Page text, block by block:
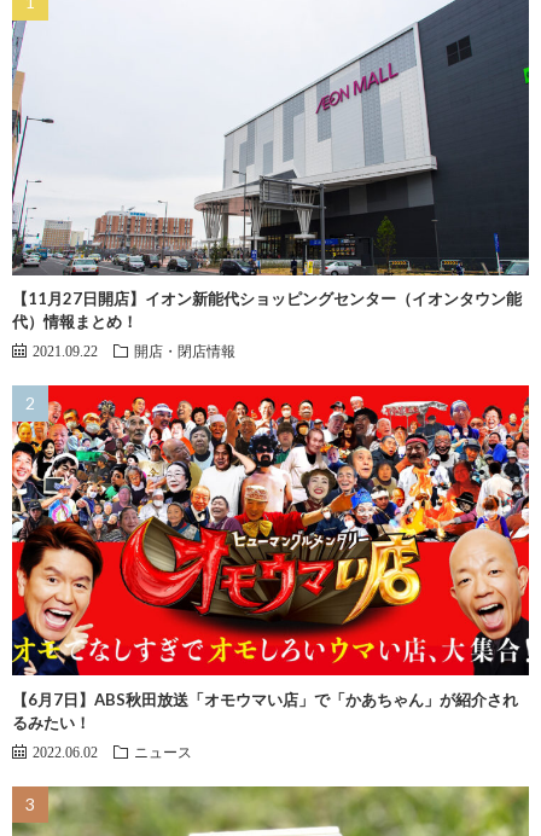
【11月27日開店】イオン新能代ショッピングセンター（イオンタウン能
代）情報まとめ！
2021.09.22 開店・閉店情報
【6月7日】ABS秋田放送「オモウマい店」で「かあちゃん」が紹介され
るみたい！
2022.06.02 ニュース